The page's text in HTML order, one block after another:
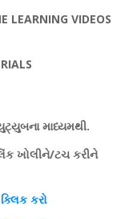
LEARNING VIDEOS
ના માધ્યમથી.
ખોલીને/ટચ કરીને
ક્લિક કરો